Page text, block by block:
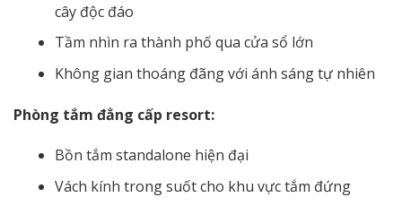
cây độc đáo
Tầm nhìn ra thành phố qua cửa sổ lớn
Không gian thoáng đãng với ánh sáng tự nhiên
Phòng tắm đẳng cấp resort:
Bồn tắm standalone hiện đại
Vách kính trong suốt cho khu vực tắm đứng